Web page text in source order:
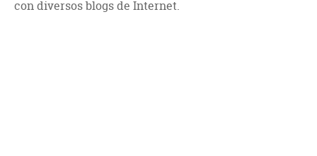
con diversos blogs de Internet.